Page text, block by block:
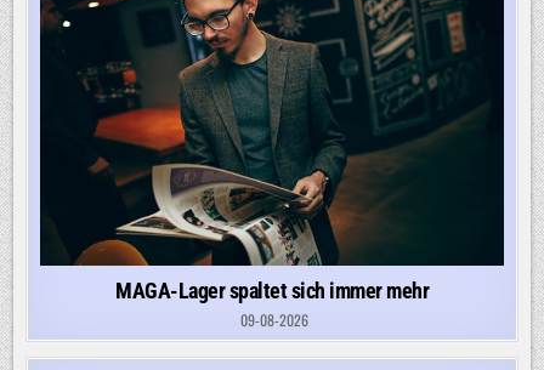
MAGA-Lager spaltet sich immer mehr
09-08-2026